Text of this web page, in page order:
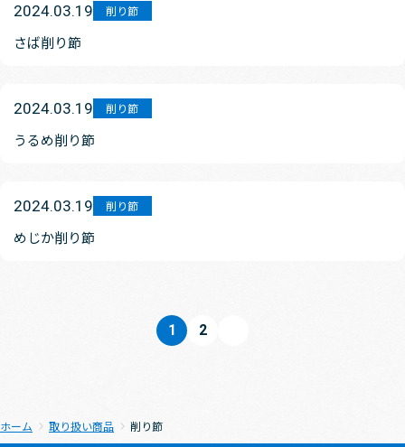
2024.03.19 削り節
さば削り節
2024.03.19 削り節
うるめ削り節
2024.03.19 削り節
めじか削り節
1 2
ホーム 取り扱い商品 削り節